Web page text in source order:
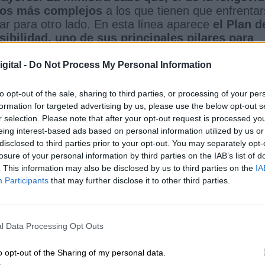
- Do Not Process My Personal Information
opt-out of the sale, sharing to third parties, or processing of your
for targeted advertising by us, please use the below opt-out
selection. Please note that after your opt-out request is processed
interest-based ads based on personal information utilized by us
to third parties prior to your opt-out. You may separately
of your personal information by third parties on the IAB’s list of
This information may also be disclosed by us to third parties on the
Participants that may further disclose it to other third parties.
Data Processing Opt Outs
opt-out of the Sharing of my personal data.
más complejos a los que tienen que
para otro lado. En esta línea aparece el Plan
uno de sus principales pilares para
de los mayores
para ayudar a las personas con dificultades en
En definitiva, derechos y libertades para
de hoy, tampoco es mucho pedir.
RELACIONADAS